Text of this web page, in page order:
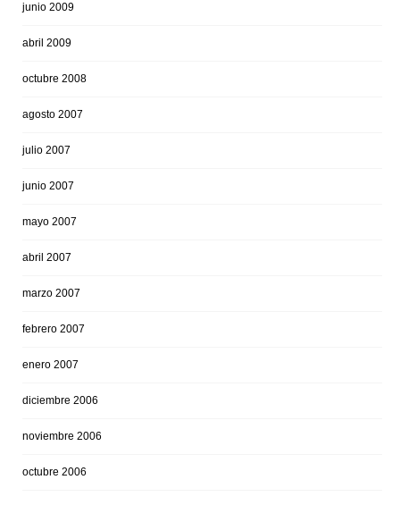
junio 2009
abril 2009
octubre 2008
agosto 2007
julio 2007
junio 2007
mayo 2007
abril 2007
marzo 2007
febrero 2007
enero 2007
diciembre 2006
noviembre 2006
octubre 2006